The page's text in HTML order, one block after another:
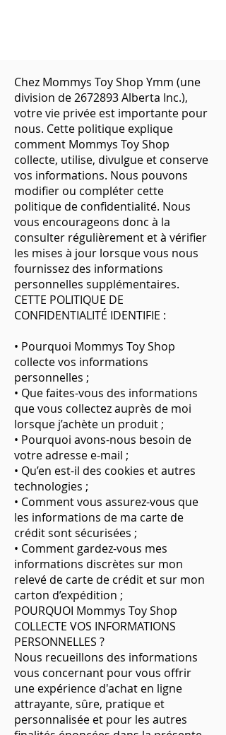
Chez Mommys Toy Shop Ymm (une
division de2672893Alberta Inc.),
votre vie privée est importante pour
nous. Cette politique explique
comment Mommys Toy Shop
collecte, utilise, divulgue et conserve
vos informations. Nous pouvons
modifier ou compléter cette
politique de confidentialité. Nous
vous encourageons donc à la
consulter régulièrement et à vérifier
les mises à jour lorsque vous nous
fournissez des informations
personnelles supplémentaires.
CETTE POLITIQUE DE
CONFIDENTIALITÉ IDENTIFIE :
• Pourquoi Mommys Toy Shop
collecte vos informations
personnelles ;
• Que faites-vous des informations
que vous collectez auprès de moi
lorsque j’achète un produit ;
• Pourquoi avons-nous besoin de
votre adresse e-mail ;
• Qu’en est-il des cookies et autres
technologies ;
• Comment vous assurez-vous que
les informations de ma carte de
crédit sont sécurisées ;
• Comment gardez-vous mes
informations discrètes sur mon
relevé de carte de crédit et sur mon
carton d’expédition ;
POURQUOI Mommys Toy Shop
COLLECTE VOS INFORMATIONS
PERSONNELLES ?
Nous recueillons des informations
vous concernant pour vous offrir
une expérience d'achat en ligne
attrayante, sûre, pratique et
personnalisée et pour les autres